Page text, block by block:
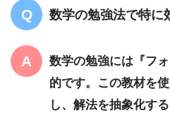
数学の勉強法で特に
数学の勉強には『フ
的です。この教材を
し、解法を抽象化す